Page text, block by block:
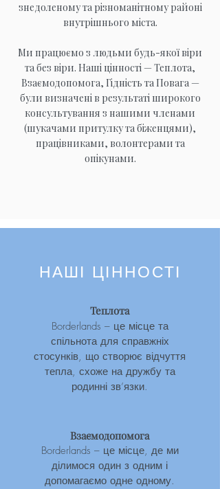
знедоленому та різноманітному районі
внутрішнього міста.
Ми працюємо з людьми будь-якої віри
та без віри. Наші цінності — Теплота,
Взаємодопомога, Гідність та Повага —
були визначені в результаті широкого
консультування з нашими членами
(шукачами притулку та біженцями),
працівниками, волонтерами та
опікунами.
НАШІ ЦІННОСТІ
Теплота
Borderlands – це місце та
спільнота для справжніх
стосунків, що створює відчуття
тепла, схоже на дружбу та
родинні зв’язки.
Взаємодопомога
Borderlands – це місце, де ми
ділимося один з одним і
допомагаємо одне одному.